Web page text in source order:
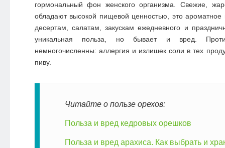
гормональный фон женского организма. Свежие,
обладают высокой пищевой ценностью, это ароматное
десертам, салатам, закускам ежедневного и
уникальная польза, но бывает и вред.
немногочисленны: аллергия и излишек соли в тех
пиву.
Читайте о пользе орехов:
Польза и вред кедровых орешков
Польза и вред арахиса. Как выбрать и